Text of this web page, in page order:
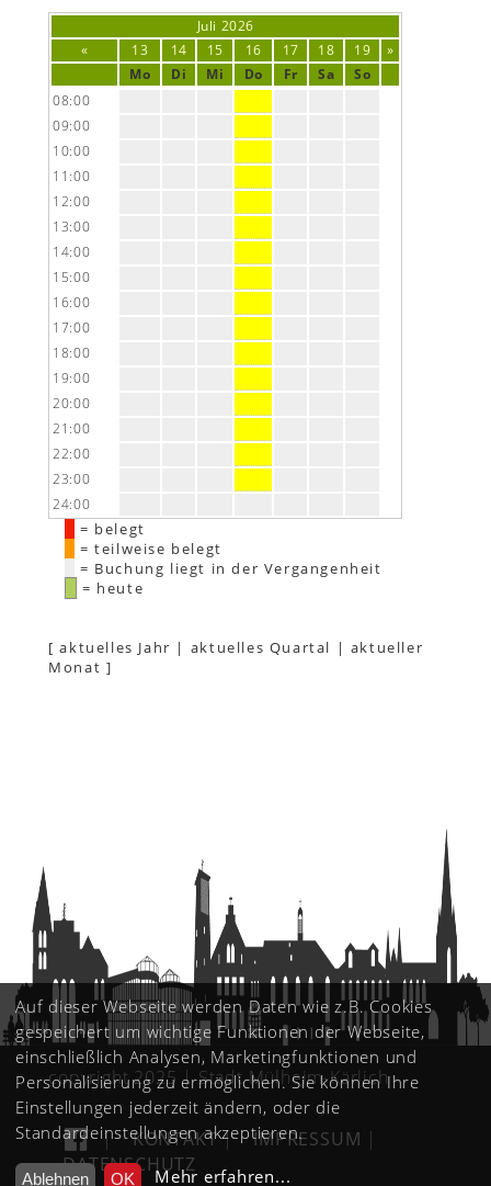
Juli 2026
«
13 14 15 16 17 18 19
»
Mo
Di Mi Do Fr Sa
So
08:00
09:00
10:00
11:00
12:00
13:00
14:00
15:00
16:00
17:00
18:00
19:00
20:00
21:00
22:00
23:00
24:00
= belegt
= teilweise belegt
= Buchung liegt in der Vergangenheit
= heute
[aktuelles Jahr | aktuelles Quartal | aktueller
Monat ]
copyright 2025 | Stadt Mülheim-Kärlich
| KONTAKT| IMPRESSUM |
DATENSCHUTZ
Auf dieser Webseite werden Daten wie z.B. Cookies
gespeichert um wichtige Funktionen der Webseite,
einschließlich Analysen, Marketingfunktionen und
Personalisierung zu ermöglichen. Sie können Ihre
Einstellungen jederzeit ändern, oder die
Standardeinstellungen akzeptieren.
Ablehnen OK Mehr erfahren...